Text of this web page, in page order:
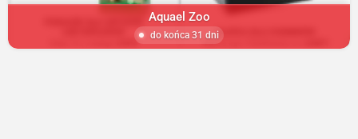
Aquael Zoo
do końca 31 dni